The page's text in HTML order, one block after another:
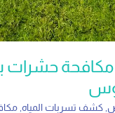
حشرات
,كشف تسربات المياه,